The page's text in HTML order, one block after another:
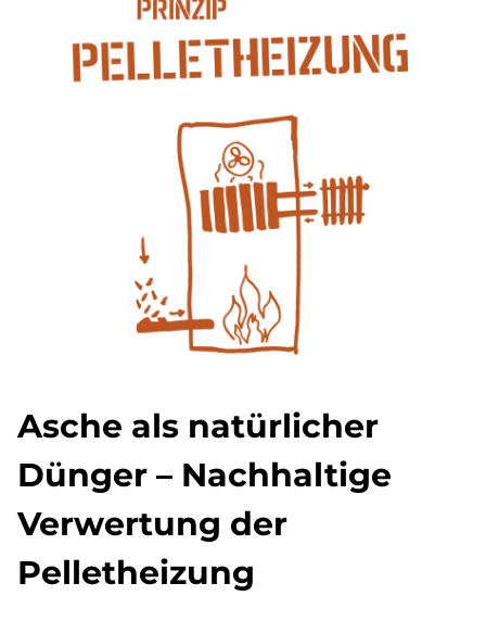
Asche als na­tür­li­cher
Dün­ger – Nach­hal­ti­ge
Ver­wer­tung der
Pel­let­hei­zung